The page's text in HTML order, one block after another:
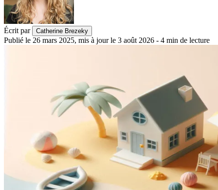
Écrit par Catherine Brezeky
Publié le 26 mars 2025, mis à jour le 3 août 2026 - 4 min de lecture